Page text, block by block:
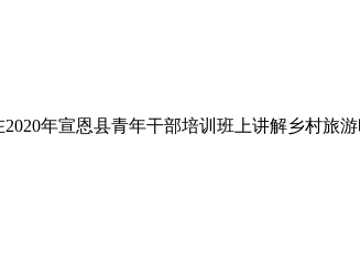
年宣恩县青年干部培训班上讲解乡村旅